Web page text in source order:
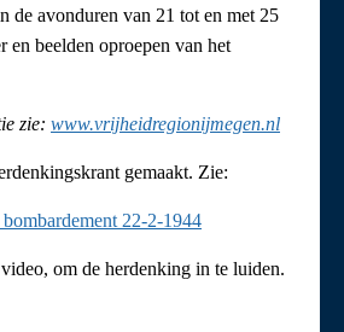
de avonduren van 21 tot en met 25
en beelden oproepen van het
zie: www.vrijheidregionijmegen.nl
gemaakt. Zie:
22-2-1944
om de herdenking in te luiden.